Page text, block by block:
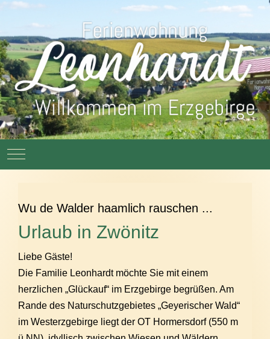
Mobile Menu Toggle
Wu de Walder haamlich rauschen ...
Urlaub in Zwönitz
Liebe Gäste!
Die Familie Leonhardt möchte Sie mit einem
herzlichen „Glückauf“ im Erzgebirge begrüßen. Am
Rande des Naturschutzgebietes „Geyerischer Wald“
im Westerzgebirge liegt der OT Hormersdorf (550 m